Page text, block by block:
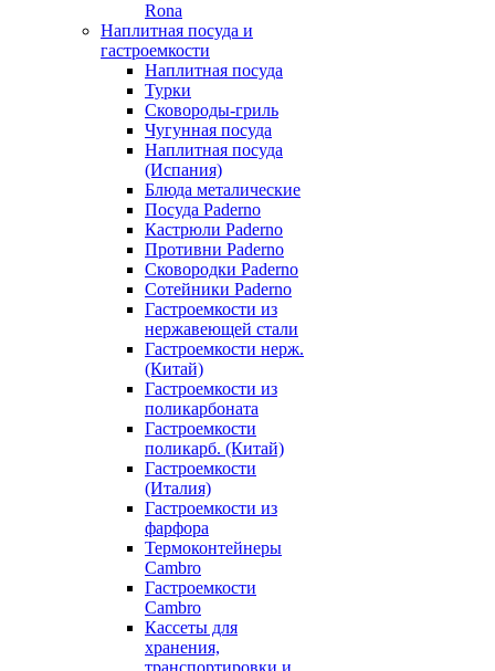
Rona
Наплитная посуда и
гастроемкости
Наплитная посуда
Турки
Сковороды-гриль
Чугунная посуда
Наплитная посуда
(Испания)
Блюда металические
Посуда Paderno
Кастрюли Paderno
Противни Paderno
Сковородки Paderno
Сотейники Paderno
Гастроемкости из
нержавеющей стали
Гастроемкости нерж.
(Китай)
Гастроемкости из
поликарбоната
Гастроемкости
поликарб. (Китай)
Гастроемкости
(Италия)
Гастроемкости из
фарфора
Термоконтейнеры
Cambro
Гастроемкости
Cambro
Кассеты для
хранения,
транспортировки и